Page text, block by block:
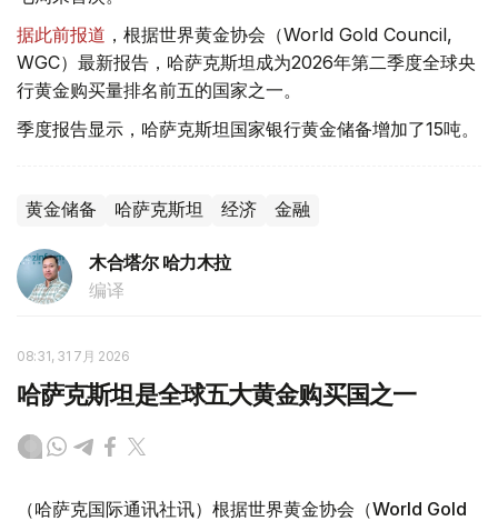
据此前报道 ，根据世界黄金协会（World Gold Council,
WGC）最新报告，哈萨克斯坦成为2026年第二季度全球央
行黄金购买量排名前五的国家之一。
季度报告显示，哈萨克斯坦国家银行黄金储备增加了15吨。
黄金储备 哈萨克斯坦 经济 金融
木合塔尔 哈力木拉
编译
08:31, 31 7月 2026
哈萨克斯坦是全球五大黄金购买国之一
（哈萨克国际通讯社讯）根据世界黄金协会（World Gold